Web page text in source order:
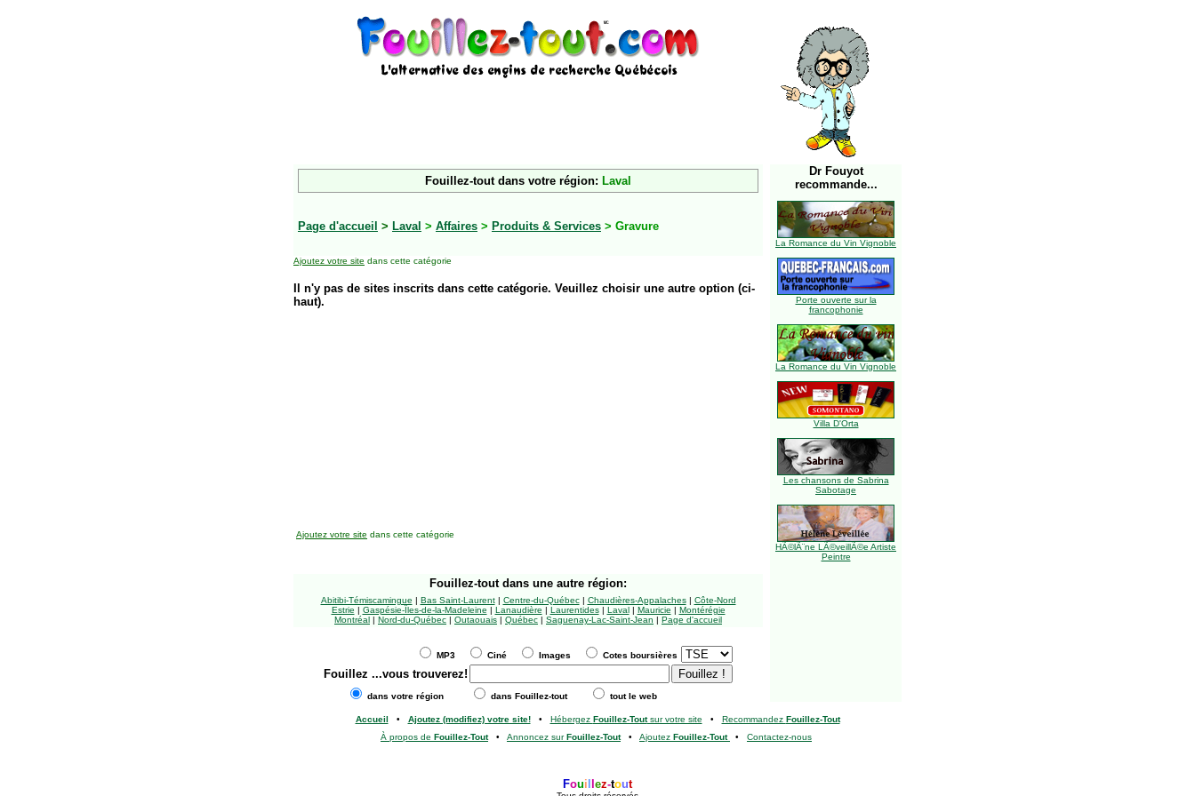
Fouillez-tout dans votre région: Laval
Page d'accueil > Laval > Affaires > Produits & Services > Gravure
Ajoutez votre site dans cette catégorie
Il n'y pas de sites inscrits dans cette catégorie. Veuillez choisir une autre option (ci-
haut).
Dr Fouyot
recommande...
La Romance du Vin Vignoble
Porte ouverte sur la
francophonie
La Romance du Vin Vignoble
Villa D'Orta
Les chansons de Sabrina
Sabotage
HÃ©lÃ¨ne LÃ©veillÃ©e Artiste
Peintre
Ajoutez votre site dans cette catégorie
Fouillez-tout dans une autre région:
Abitibi-Témiscamingue | Bas Saint-Laurent| Centre-du-Québec| Chaudières-Appalaches| Côte-Nord
Estrie | Gaspésie-Îles-de-la-Madeleine | Lanaudière | Laurentides| Laval| Mauricie | Montérégie
Montréal | Nord-du-Québec | Outaouais | Québec | Saguenay-Lac-Saint-Jean | Page d'accueil
MP3 Ciné Images Cotes boursières
Fouillez ...vous trouverez!
dans votre région dans Fouillez-tout tout le web
Accueil • Ajoutez (modifiez) votre site!• Hébergez Fouillez-Toutsur votre site • Recommandez Fouillez-Tout
À propos de Fouillez-Tout• Annoncez surFouillez-Tout• Ajoutez Fouillez-Tout • Contactez-nous
Foui ez-tout